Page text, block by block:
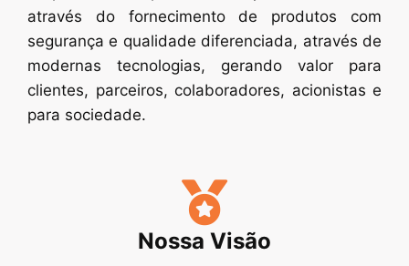
através do fornecimento de produtos com
segurança e qualidade diferenciada, através de
modernas tecnologias, gerando valor para
clientes, parceiros, colaboradores, acionistas e
para sociedade.
Nossa Visão